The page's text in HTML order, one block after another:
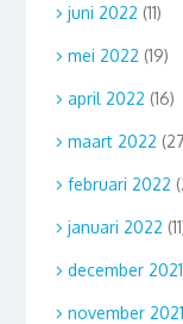
juni 2022 (11)
mei 2022 (19)
april 2022 (16)
maart 2022
februari 2022
januari 2022
december 2021
november 2021